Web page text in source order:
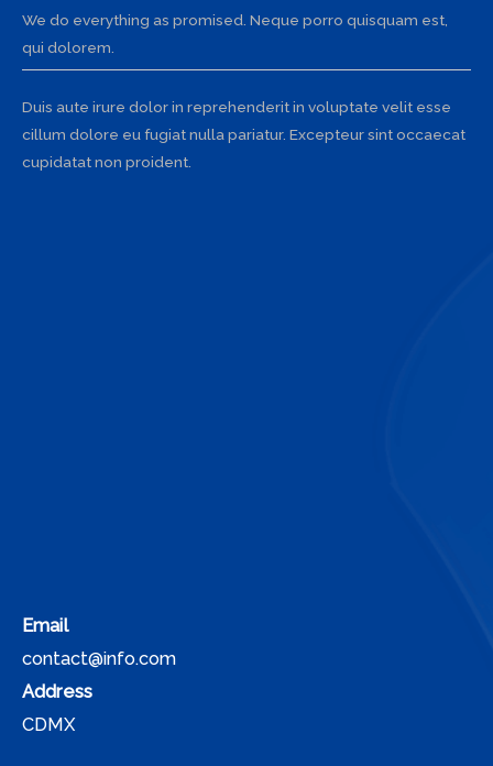
We do everything as promised. Neque porro quisquam est,
qui dolorem.
Duis aute irure dolor in reprehenderit in voluptate velit esse
cillum dolore eu fugiat nulla pariatur. Excepteur sint occaecat
cupidatat non proident.
Email
contact@info.com
Address
CDMX